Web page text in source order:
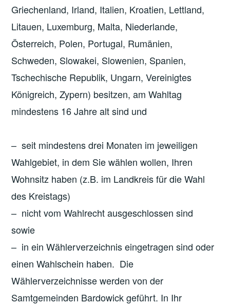
Griechenland, Irland, Italien, Kroatien, Lettland,
Litauen, Luxemburg, Malta, Niederlande,
Österreich, Polen, Portugal, Rumänien,
Schweden, Slowakei, Slowenien, Spanien,
Tschechische Republik, Ungarn, Vereinigtes
Königreich, Zypern) besitzen, am Wahltag
mindestens 16 Jahre alt sind und
– seit mindestens drei Monaten im jeweiligen
Wahlgebiet, in dem Sie wählen wollen, Ihren
Wohnsitz haben (z.B. im Landkreis für die Wahl
des Kreistags)
– nicht vom Wahlrecht ausgeschlossen sind
sowie
– in ein Wählerverzeichnis eingetragen sind oder
einen Wahlschein haben. Die
Wählerverzeichnisse werden von der
Samtgemeinden Bardowick geführt. In Ihr